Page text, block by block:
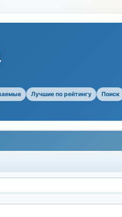
Лучшие по рейтингу Поиск